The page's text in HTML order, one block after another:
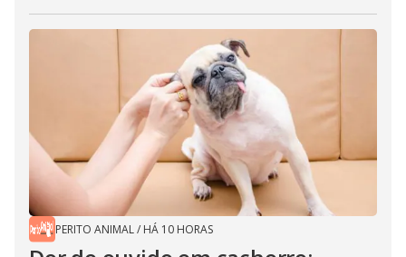
PERITO ANIMAL/ HÁ 10 HORAS